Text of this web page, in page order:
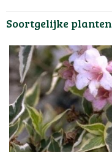
Soortgelijke planten